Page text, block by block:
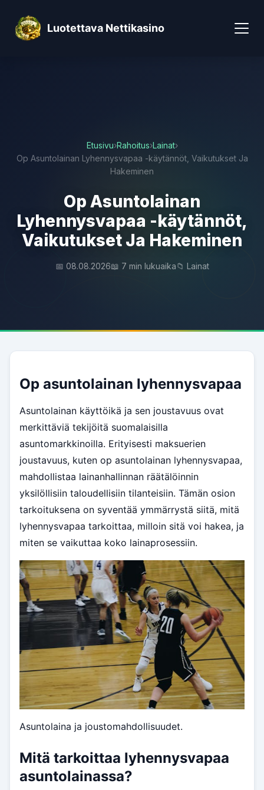
Luotettava Nettikasino
Etusivu›Rahoitus›Lainat›
Op Asuntolainan Lyhennysvapaa -käytännöt, Vaikutukset Ja
Hakeminen
Op Asuntolainan
Lyhennysvapaa -käytännöt,
Vaikutukset Ja Hakeminen
📅 08.08.2026📖 7 min lukuaika📁 Lainat
Op asuntolainan lyhennysvapaa
Asuntolainan käyttöikä ja sen joustavuus ovat
merkittäviä tekijöitä suomalaisilla
asuntomarkkinoilla. Erityisesti maksuerien
joustavuus, kuten op asuntolainan lyhennysvapaa,
mahdollistaa lainanhallinnan räätälöinnin
yksilöllisiin taloudellisiin tilanteisiin. Tämän osion
tarkoituksena on syventää ymmärrystä siitä, mitä
lyhennysvapaa tarkoittaa, milloin sitä voi hakea, ja
miten se vaikuttaa koko lainaprosessiin.
Asuntolaina ja joustomahdollisuudet.
Mitä tarkoittaa lyhennysvapaa
asuntolainassa?